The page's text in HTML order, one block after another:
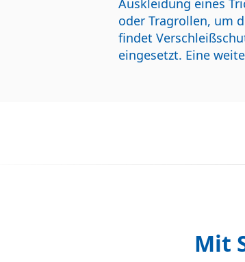
Auskleidung eines
oder Tragrollen, um
findet
eingesetzt. Eine
Mit